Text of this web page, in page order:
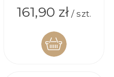
161,90 zł/ szt.